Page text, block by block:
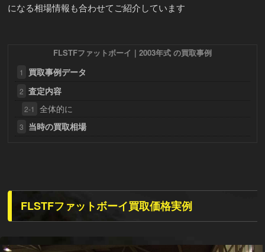
になる相場情報も合わせてご紹介しています
FLSTFファットボーイ｜2003年式 の買取事例
1 買取事例データ
2 査定内容
2-1 全体的に
3 当時の買取相場
FLSTFファットボーイ買取価格実例